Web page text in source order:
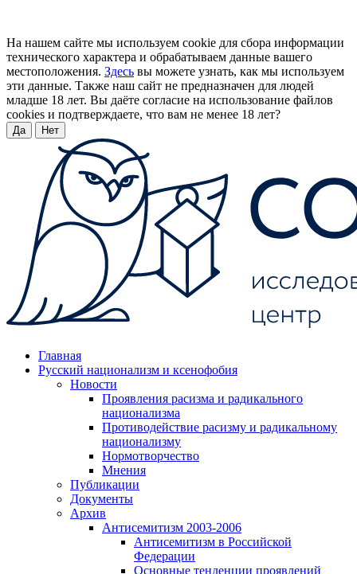
На нашем сайте мы используем cookie для сбора информации
технического характера и обрабатываем данные вашего
местоположения. Здесь вы можете узнать, как мы используем
эти данные. Также наш сайт не предназначен для людей
младше 18 лет. Вы даёте согласие на использование файлов
cookies и подтверждаете, что вам не менее 18 лет?
Да Нет
Главная
Русский национализм и ксенофобия
Новости
Проявления расизма и радикального
национализма
Противодействие расизму и радикальному
национализму
Нормотворчество
Мнения
Публикации
Документы
Архив
Антисемитизм 2003-2006
Антисемитизм в Российской
Федерации
Основные тенденции проявлений